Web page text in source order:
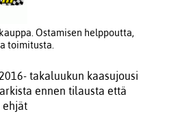
Ostamisen helppoutta,
toimitusta.
takaluukun kaasujousi
ennen tilausta että
ehjät